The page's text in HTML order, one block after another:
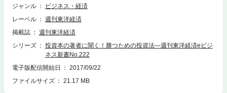
先の未来における社会の変化を見据えて投資判断を行っているベンチャー
探してみませんか？本書は、東洋経済新報社が発信している、個人投資家
向けのオンラインメディア「会社四季報オンライン」でのインタビュー連
ジャンル
ビジネス・経済
レーベル
週刊東洋経済
掲載誌
週刊東洋経済
シリーズ
投資本の著者に聞く！勝つための投資法―週刊東洋経済eビジ
ネス新書No.222
電子版配信開始日
2017/09/22
ファイルサイズ
21.17 MB